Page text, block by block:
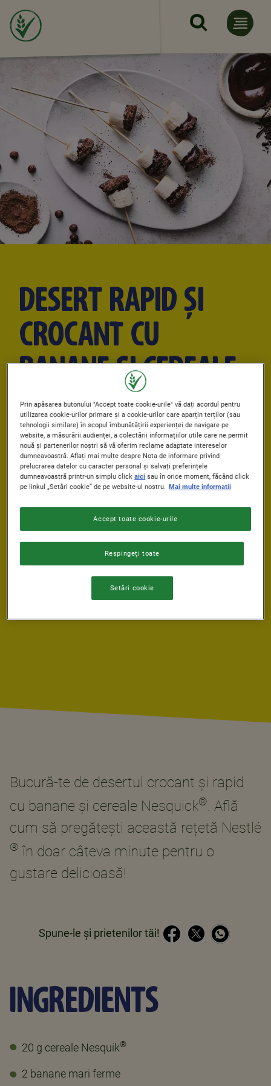
Mergi la conţinutul principal
DESERT RAPID ȘI
CROCANT CU
BANANE ȘI CEREALE
NESQUIK®
Publicat: 25/03/2026
Author
De Nestlé Cereale
PREPARATION TIME COOKING TIME
15 min.
COOLING TIME SKILL LEVEL
Bucură-te de desertul crocant și rapid
cu banane și cereale Nesquick®
. Află
cum să pregătești această rețetă Nestlé
® în doar câteva minute pentru o
gustare delicioasă!
Spune-le și prietenilor tăi!
INGREDIENTS
20 g cereale Nesquik®
2 banane mari ferme
Prin apăsarea butonului "Accept toate cookie-urile" vă dați acordul pentru
utilizarea cookie-urilor primare și a cookie-urilor care aparțin terților (sau
tehnologii similare) în scopul îmbunătățirii experienței de navigare pe
website, a măsurării audienței, a colectării informațiilor utile care ne permit
nouă și partenerilor noștri să vă oferim reclame adaptate intereselor
dumneavoastră. Aflați mai multe despre Nota de informare privind
prelucrarea datelor cu caracter personal și salvați preferințele
dumneavoastră printr-un simplu clickaici sau în orice moment, făcând click
pe linkul „Setări cookie” de pe website-ul nostru. Mai multe informatii
Respingeți toate
Accept toate cookie-urile
Setări cookie